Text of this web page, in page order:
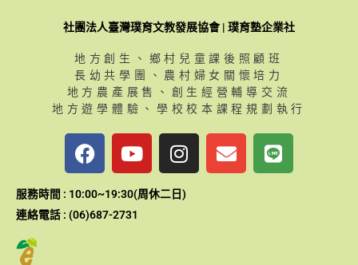
社團法人臺灣璞育文教發展協會 | 璞育塾企業社
地方創生、鄉村兒童課後照顧班
長幼共學團、農村婦女關懷培力
地方農產展售、創生經營輔導交流
地方遊學體驗、學校校本課程規劃執行
F
a
c
e
b
Y
o
u
t
u
I
n
s
t
E
n
v
L
i
n
服務時間 : 10:00~19:30(周休二日)
連絡電話 : (06)687-2731